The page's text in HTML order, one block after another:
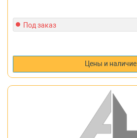
Под заказ
Цены и наличие